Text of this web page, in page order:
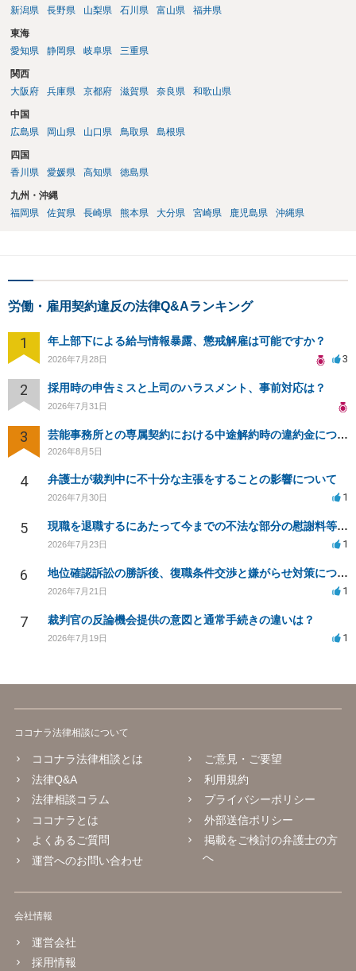
新潟県
長野県 山梨県 石川県 富山県 福井県
東海
愛知県
静岡県 岐阜県 三重県
関西
大阪府
兵庫県 京都府 滋賀県 奈良県 和歌山県
中国
広島県
岡山県 山口県 鳥取県 島根県
四国
香川県
愛媛県 高知県 徳島県
九州・沖縄
福岡県
佐賀県 長崎県 熊本県 大分県 宮崎県 鹿児島県 沖縄県
労働・雇用契約違反の法律Q&Aランキング
1 年上部下による給与情報暴露、懲戒解雇は可能ですか？
2026年7月28日 3
2 採用時の申告ミスと上司のハラスメント、事前対応は？
2026年7月31日
3 芸能事務所との専属契約における中途解約時の違約金について相談したいです
2026年8月5日
4 弁護士が裁判中に不十分な主張をすることの影響について
2026年7月30日 1
5 現職を退職するにあたって今までの不法な部分の慰謝料等は請求できるのか。
2026年7月23日 1
6 地位確認訴訟の勝訴後、復職条件交渉と嫌がらせ対策について
2026年7月21日 1
7 裁判官の反論機会提供の意図と通常手続きの違いは？
2026年7月19日 1
ココナラ法律相談について
ココナラ法律相談とは
法律Q&A
法律相談コラム
ココナラとは
よくあるご質問
運営へのお問い合わせ
ご意見・ご要望
利用規約
プライバシーポリシー
外部送信ポリシー
掲載をご検討の弁護士の方
へ
会社情報
運営会社
採用情報